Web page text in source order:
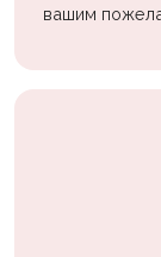
вашим